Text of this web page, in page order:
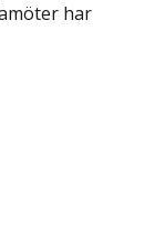
har